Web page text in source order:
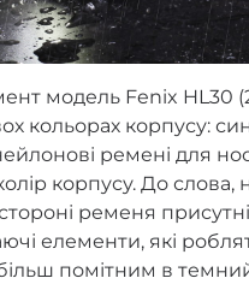
модель Fenix HL30
кольорах корпусу:
ремені для
корпусу. До слова,
ременя присутні
елементи, які
помітним в